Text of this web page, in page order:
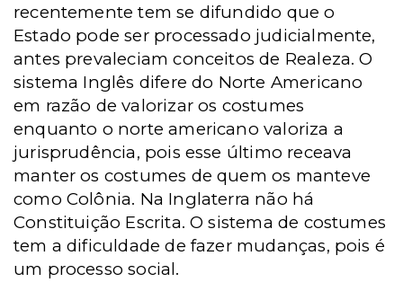
recentemente tem se difundido que o
Estado pode ser processado judicialmente,
antes prevaleciam conceitos de Realeza. O
sistema Inglês difere do Norte Americano
em razão de valorizar os costumes
enquanto o norte americano valoriza a
jurisprudência, pois esse último receava
manter os costumes de quem os manteve
como Colônia. Na Inglaterra não há
Constituição Escrita. O sistema de costumes
tem a dificuldade de fazer mudanças, pois é
um processo social.